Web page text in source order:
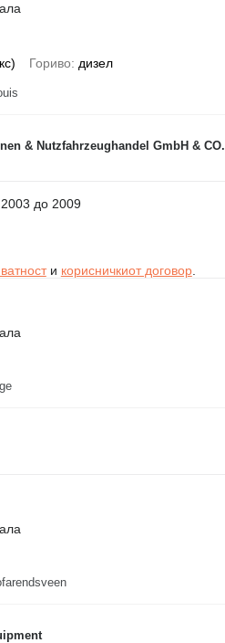
Гориво дизел
& Nutzfahrzeughandel GmbH & CO.
до 2009
и корисничкиот договор.